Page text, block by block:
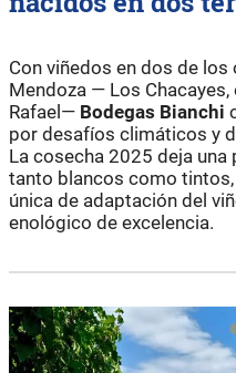
Con viñedos en dos de
Mendoza — Los Chacayes,
Rafael— Bodegas Bianchi
por desafíos climáticos y
La cosecha 2025 deja
tanto blancos como
única de adaptación del
enológico de excelencia.